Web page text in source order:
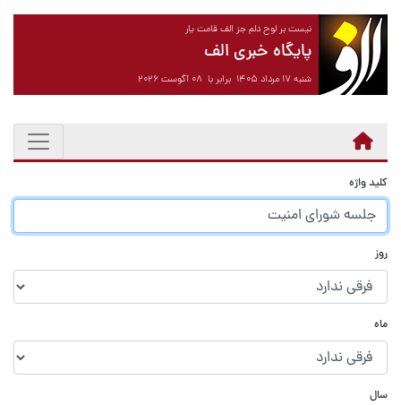
نیست بر لوح دلم جز الف قامت یار
پایگاه خبری الف
شنبه ۱۷ مرداد ۱۴۰۵ برابر با ۰۸ آگوست ۲۰۲۶
کلید واژه
روز
ماه
سال